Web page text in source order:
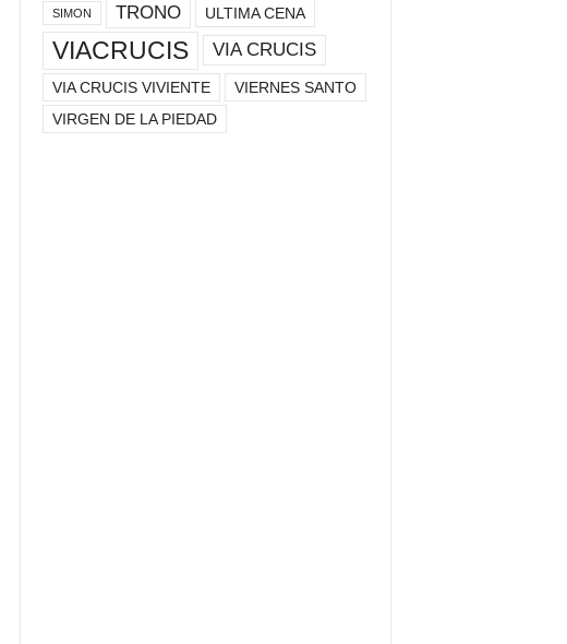
SIMON TRONO ULTIMA CENA
VIACRUCIS VIA CRUCIS
VIA CRUCIS VIVIENTE
VIERNES SANTO
VIRGEN DE LA PIEDAD